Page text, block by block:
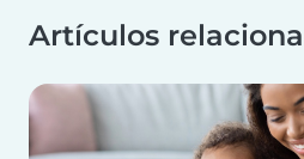
Artículos